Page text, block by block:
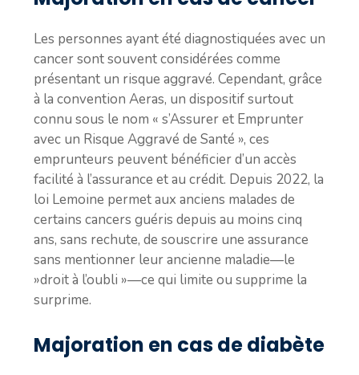
Les personnes ayant été diagnostiquées avec un
cancer sont souvent considérées comme
présentant un risque aggravé. Cependant, grâce
à la convention Aeras, un dispositif surtout
connu sous le nom « s’Assurer et Emprunter
avec un Risque Aggravé de Santé », ces
emprunteurs peuvent bénéficier d’un accès
facilité à l’assurance et au crédit. Depuis 2022, la
loi Lemoine permet aux anciens malades de
certains cancers guéris depuis au moins cinq
ans, sans rechute, de souscrire une assurance
sans mentionner leur ancienne maladie—le
»droit à l’oubli »—ce qui limite ou supprime la
surprime.
Majoration en cas de diabète